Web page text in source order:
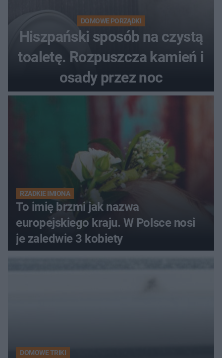
DOMOWE PORZĄDKI
Hiszpański sposób na czystą
toaletę. Rozpuszcza kamień i
osady przez noc
RZADKIE IMIONA
To imię brzmi jak nazwa
europejskiego kraju. W Polsce nosi
je zaledwie 3 kobiety
DOMOWE TRIKI